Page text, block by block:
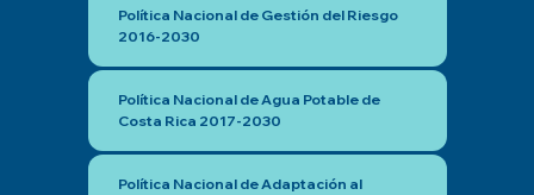
Política Nacional de Gestión del Riesgo
2016-2030
Política Nacional de Agua Potable de
Costa Rica 2017-2030
Política Nacional de Adaptación al